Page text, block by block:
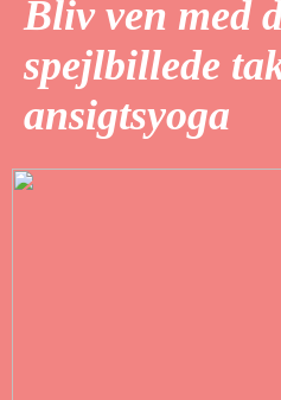
Bliv ven med
spejlbillede
ansigtsyoga